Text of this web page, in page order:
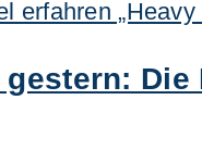
gestern: